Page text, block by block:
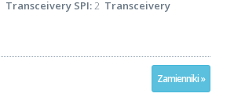
Transceivery SPI:2 Transceivery
Zamienniki »